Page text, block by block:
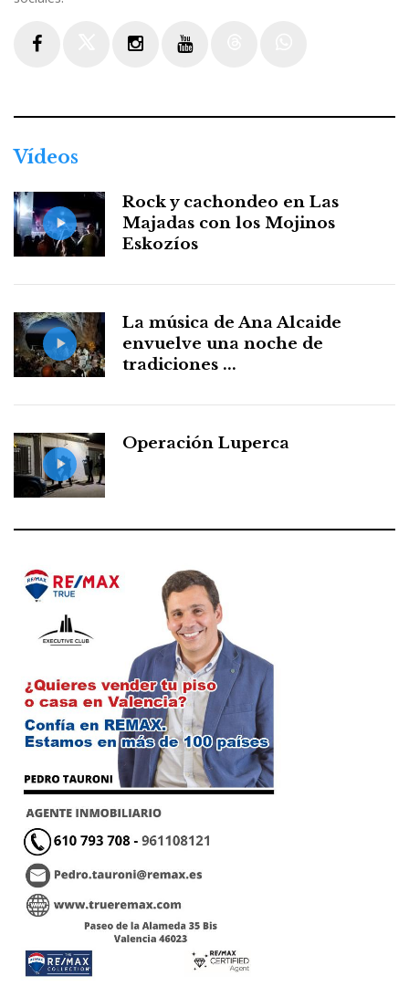
Vídeos
Rock y cachondeo en Las
Majadas con los Mojinos
Eskozíos
La música de Ana Alcaide
envuelve una noche de
tradiciones ...
Operación Luperca